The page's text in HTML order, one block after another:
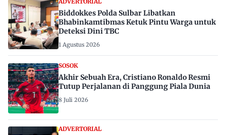
Biddokkes Polda Sulbar Libatkan
Bhabinkamtibmas Ketuk Pintu Warga untuk
Deteksi Dini TBC
1 Agustus 2026
SOSOK
Akhir Sebuah Era, Cristiano Ronaldo Resmi
Tutup Perjalanan di Panggung Piala Dunia
8 Juli 2026
ADVERTORIAL